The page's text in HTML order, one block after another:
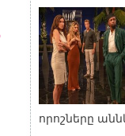
որոշները